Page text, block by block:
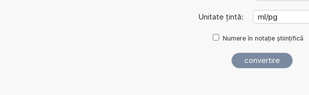
Unitate țintă:
Numere în notație științifică